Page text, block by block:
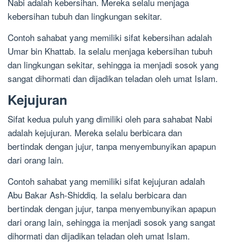
kebersihan tubuh dan lingkungan sekitar.
Contoh sahabat yang memiliki sifat kebersihan adalah
Umar bin Khattab. Ia selalu menjaga kebersihan tubuh
dan lingkungan sekitar, sehingga ia menjadi sosok yang
sangat dihormati dan dijadikan teladan oleh umat Islam.
Kejujuran
Sifat kedua puluh yang dimiliki oleh para sahabat Nabi
adalah kejujuran. Mereka selalu berbicara dan
bertindak dengan jujur, tanpa menyembunyikan apapun
dari orang lain.
Contoh sahabat yang memiliki sifat kejujuran adalah
Abu Bakar Ash-Shiddiq. Ia selalu berbicara dan
bertindak dengan jujur, tanpa menyembunyikan apapun
dari orang lain, sehingga ia menjadi sosok yang sangat
dihormati dan dijadikan teladan oleh umat Islam.